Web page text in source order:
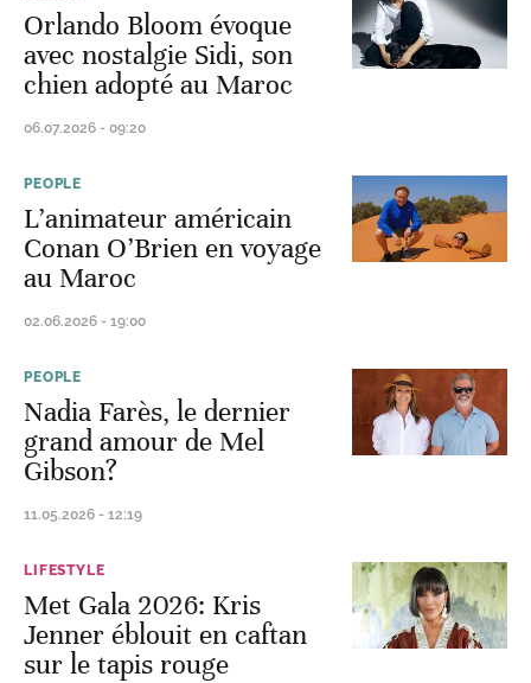
Orlando Bloom évoque
avec nostalgie Sidi, son
chien adopté au Maroc
06.07.2026 - 09:20
PEOPLE
L’animateur américain
Conan O’Brien en voyage
au Maroc
02.06.2026 - 19:00
PEOPLE
Nadia Farès, le dernier
grand amour de Mel
Gibson?
11.05.2026 - 12:19
LIFESTYLE
Met Gala 2026: Kris
Jenner éblouit en caftan
sur le tapis rouge